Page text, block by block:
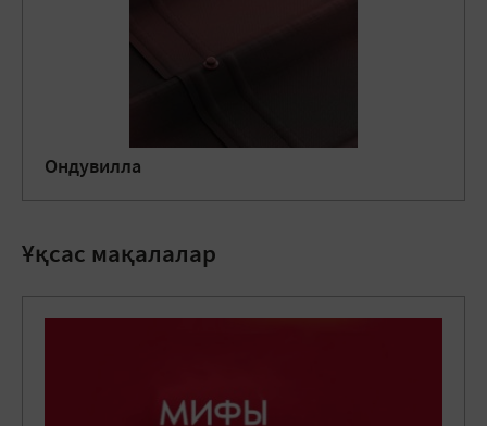
Ондувилла
Ұқсас мақалалар